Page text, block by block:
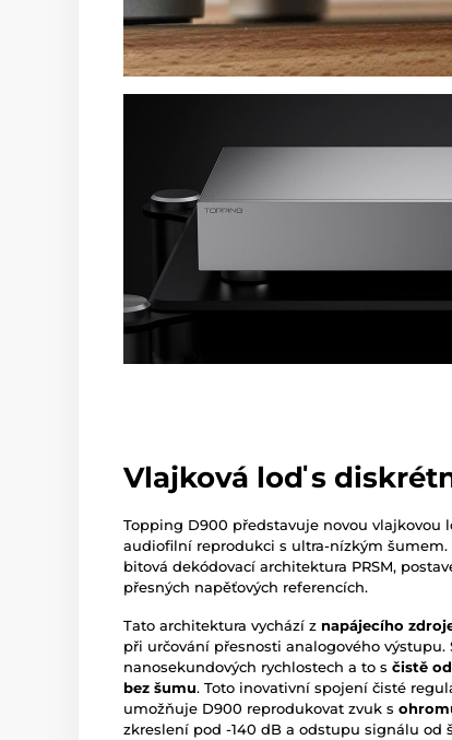
Vlajková loď s
Topping D900 představuje novou vlajkovou
audiofilní reprodukci s ultra-nízkým
bitová dekódovací architektura PRSM,
přesných napěťových referencích.
Tato architektura vychází z napájecího
při určování přesnosti analogového
nanosekundových rychlostech a to s čistě
bez šumu. Toto inovativní spojení čisté
umožňuje D900 reprodukovat zvuk s
zkreslení pod -140 dB a odstupu signálu od